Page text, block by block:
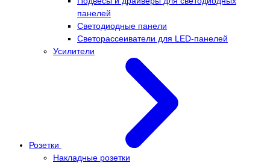
панелей
Светодиодные панели
Светорассеиватели для LED-панелей
Усилители
Розетки
Накладные розетки